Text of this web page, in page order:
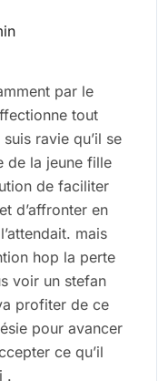
par le
tout
ravie qu’il se
de la jeune fille
de faciliter
d’affronter en
mais
hop la perte
voir un stefan
profiter de ce
pour avancer
ce qu’il
.